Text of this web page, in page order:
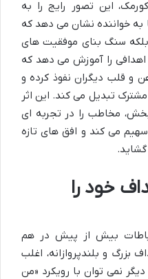
این تصور رایج را به
خواننده نشان می دهد که
بلکه سنگ بنای موفقیت های
اهدافی را آموزش می دهد که
و قلب دیگران نفوذ کرده و
تبدیل می کند. این اثر
بخش، مخاطب را در تجربه ای
می کند و افق های تازه
خود را
بیش از پیش در هم
بزرگ و بلندپروازانه، اغلب
نمی توان با رویکرد «من